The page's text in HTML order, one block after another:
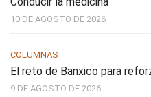
10 DE AGOSTO DE 2026
COLUMNAS
El reto de Banxico para
9 DE AGOSTO DE 2026